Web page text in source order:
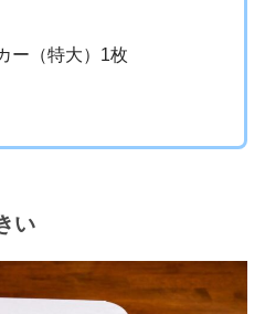
ー（特大）1枚
い